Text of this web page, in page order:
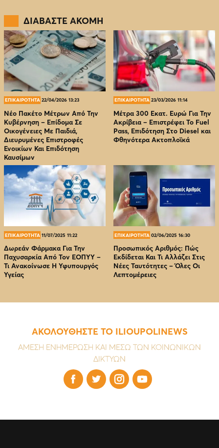
ΔΙΑΒΑΣΤΕ ΑΚΟΜΗ
ΕΠΙΚΑΙΡΟΤΗΤΑ 22/04/2026 13:23
Νέο Πακέτο Μέτρων Από Την
Κυβέρνηση – Επίδομα Σε
Οικογένειες Με Παιδιά,
Διευρυμένες Επιστροφές
Ενοικίων Και Επιδότηση
Καυσίμων
ΕΠΙΚΑΙΡΟΤΗΤΑ 23/03/2026 11:14
Μέτρα 300 Εκατ. Ευρώ Για Την
Ακρίβεια – Επιστρέφει Το Fuel
Pass, Επιδότηση Στο Diesel και
Φθηνότερα Ακτοπλοϊκά
ΕΠΙΚΑΙΡΟΤΗΤΑ 11/07/2025 11:22
Δωρεάν Φάρμακα Για Την
Παχυσαρκία Από Τον EOΠΥΥ –
Τι Ανακοίνωσε Η Υφυπουργός
Υγείας
ΕΠΙΚΑΙΡΟΤΗΤΑ 02/06/2025 16:30
Προσωπικός Αριθμός: Πώς
Εκδίδεται Και Τι Αλλάζει Στις
Νέες Ταυτότητες – Όλες Οι
Λεπτομέρειες
ΑΚΟΛΟΥΘΗΣΤΕ ΤΟ ILIOUPOLINEWS
ΑΜΕΣΗ ΕΝΗΜΕΡΩΣΗ ΚΑΙ ΜΕΣΩ ΤΩΝ ΚΟΙΝΩΝΙΚΩΝ
ΔΙΚΤΥΩΝ
   